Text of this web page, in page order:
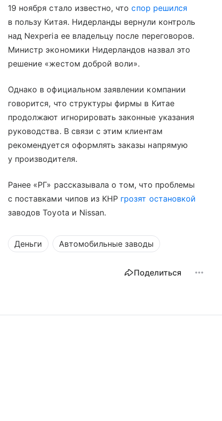
19 ноября стало известно, чтоспор решился
в пользу Китая. Нидерланды вернули контроль
над Nexperia ее владельцу после переговоров.
Министр экономики Нидерландов назвал это
решение «жестом доброй воли».
Однако в официальном заявлении компании
говорится, что структуры фирмы в Китае
продолжают игнорировать законные указания
руководства. В связи с этим клиентам
рекомендуется оформлять заказы напрямую
у производителя.
Ранее «РГ» рассказывала о том, что проблемы
с поставками чипов из КНР грозят остановкой
заводов Toyota и Nissan.
Деньги Автомобильные заводы
Поделиться